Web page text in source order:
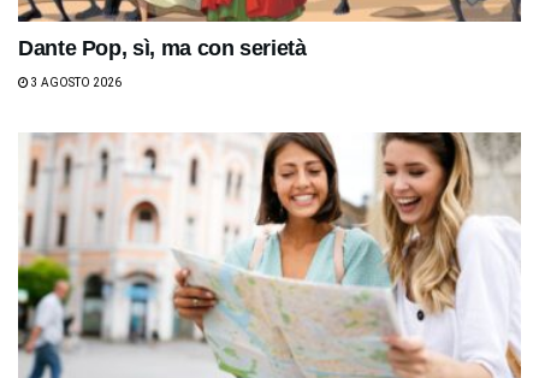
Dante Pop, sì, ma con serietà
3 AGOSTO 2026